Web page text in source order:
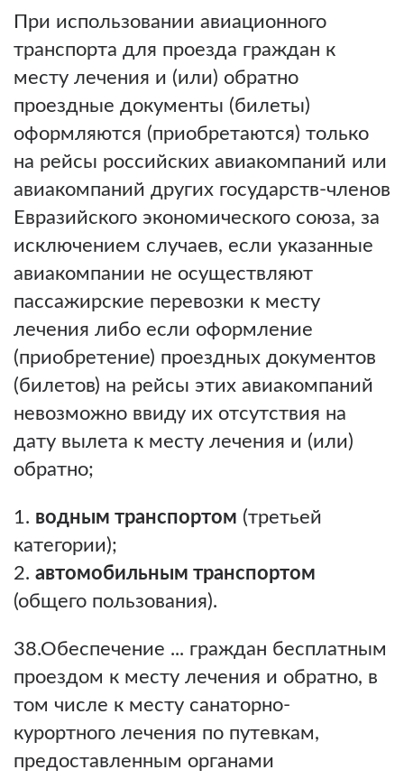
При использовании авиационного
транспорта для проезда граждан к
месту лечения и (или) обратно
проездные документы (билеты)
оформляются (приобретаются) только
на рейсы российских авиакомпаний или
авиакомпаний других государств-членов
Евразийского экономического союза, за
исключением случаев, если указанные
авиакомпании не осуществляют
пассажирские перевозки к месту
лечения либо если оформление
(приобретение) проездных документов
(билетов) на рейсы этих авиакомпаний
невозможно ввиду их отсутствия на
дату вылета к месту лечения и (или)
обратно;
водным транспортом (третьей
категории);
автомобильным транспортом
(общего пользования).
38.Обеспечение ... граждан бесплатным
проездом к месту лечения и обратно, в
том числе к месту санаторно-
курортного лечения по путевкам,
предоставленным органами